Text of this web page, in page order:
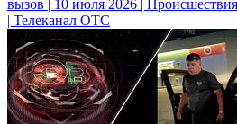
вызов | 10 июля 2026 |
| Телеканал ОТС